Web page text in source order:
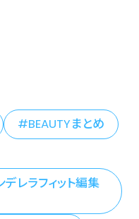
BEAUTYまとめ
レラフィット編集